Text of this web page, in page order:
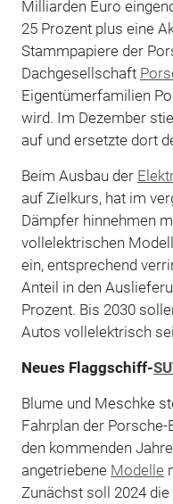
Milliarden Euro
25 Prozent plus eine
Stammpapiere der
Dachgesellschaft
Eigentümerfamilien
wird. Im Dezember
auf und ersetzte dort
Beim Ausbau der
auf Zielkurs, hat im
Dämpfer hinnehmen
vollelektrischen
ein, entsprechend
Anteil in den
Prozent. Bis 2030
Autos vollelektrisch
Neues Flaggschiff-
Blume und Meschke
Fahrplan der
den kommenden
angetriebene Modelle
Zunächst soll 2024